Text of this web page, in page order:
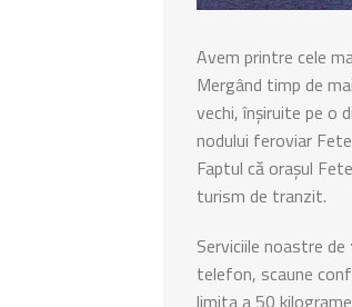
Avem printre cele
Mergând timp de
vechi, înşiruite pe o
nodului feroviar
Faptul că orașul
turism de tranzit.
Serviciile noastre de
telefon, scaune